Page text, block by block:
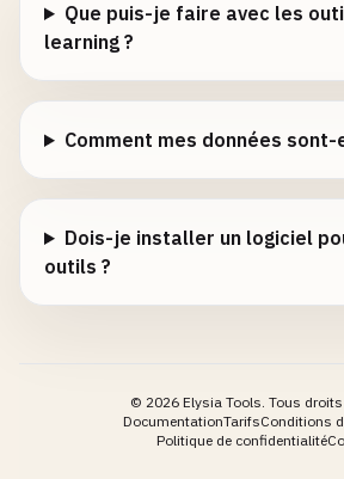
Que puis-je faire avec les
learning ?
Comment mes données
Dois-je installer un logiciel
outils ?
© 2026 Elysia Tools. Tous
DocumentationTarifsConditions
Politique de confidentialité